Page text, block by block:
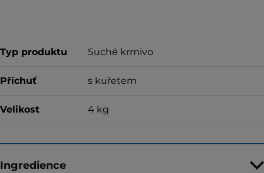
Typ produktu Suché krmivo
Příchuť s kuřetem
Velikost 4 kg
Ingredience